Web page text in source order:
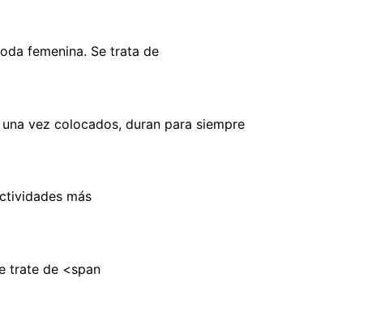
femenina. Se trata de
vez colocados, duran para siempre
más
trate de <span